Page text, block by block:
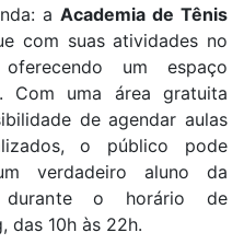
a Academia de Tênis
com suas atividades no
um espaço
Com uma área gratuita
de agendar aulas
o público pode
verdadeiro aluno da
durante o horário de
das 10h às 22h.